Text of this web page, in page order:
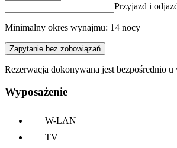
Przyjazd i
Minimalny okres wynajmu: 14 nocy
Zapytanie bez zobowiązań
Rezerwacja dokonywana jest bezpośrednio u
Wyposażenie
W-LAN
TV